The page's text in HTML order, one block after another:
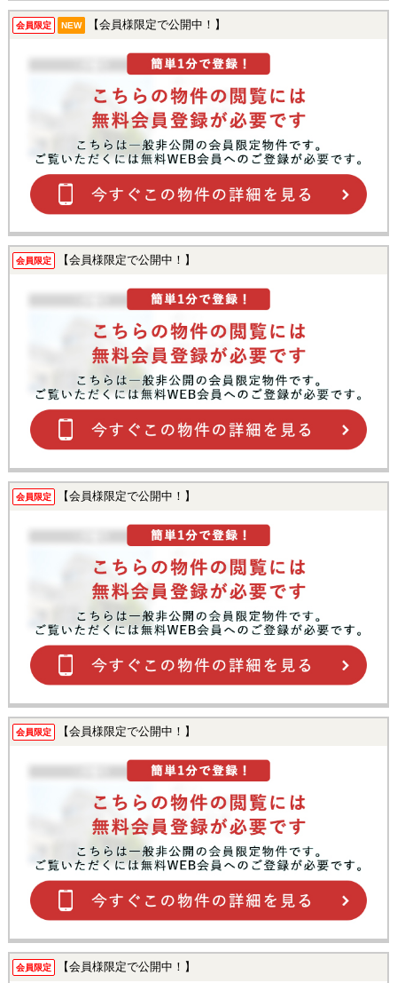
会員限定 NEW 【会員様限定で公開中！】
会員限定 【会員様限定で公開中！】
会員限定 【会員様限定で公開中！】
会員限定 【会員様限定で公開中！】
会員限定 【会員様限定で公開中！】